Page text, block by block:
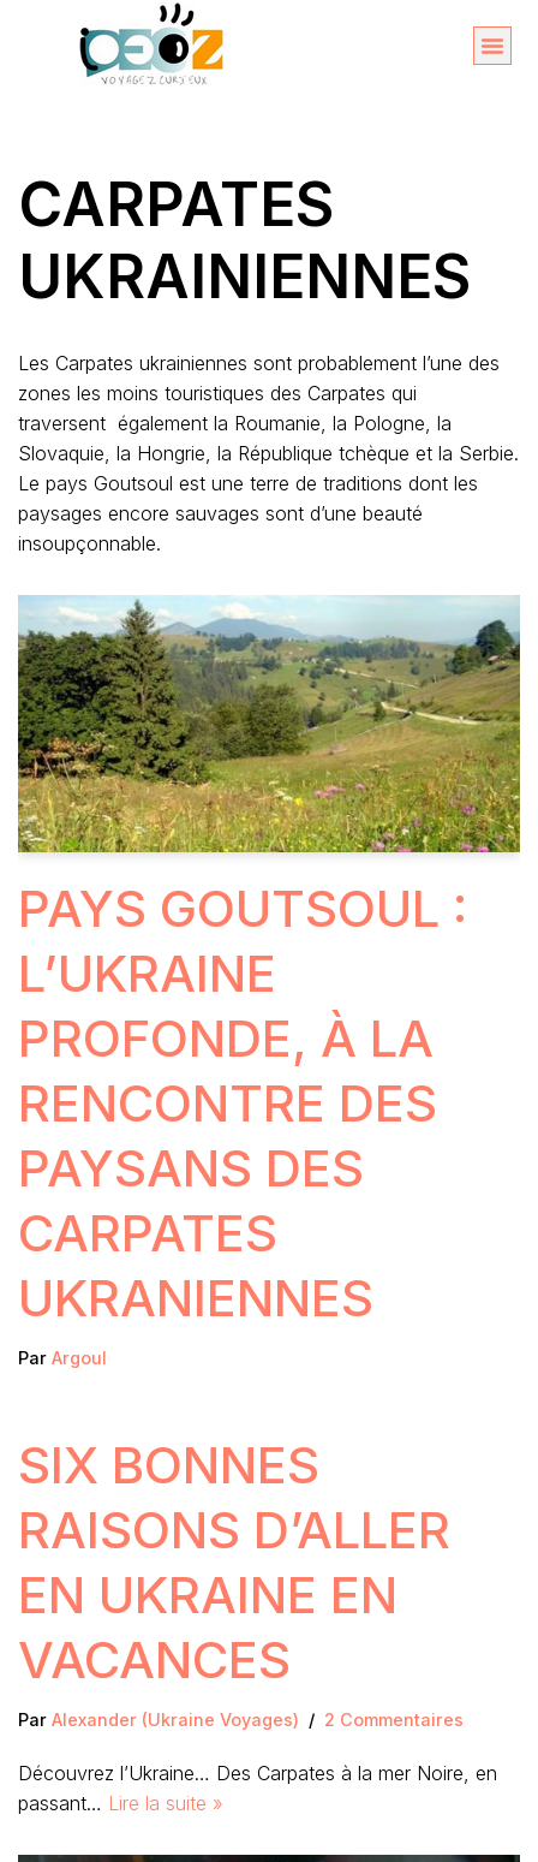
CARPATES
UKRAINIENNES
Les Carpates ukrainiennes sont probablement l’une des
zones les moins touristiques des Carpates qui
traversent également la Roumanie, la Pologne, la
Slovaquie, la Hongrie, la République tchèque et la Serbie.
Le pays Goutsoul est une terre de traditions dont les
paysages encore sauvages sont d’une beauté
insoupçonnable.
PAYS GOUTSOUL :
L’UKRAINE
PROFONDE, À LA
RENCONTRE DES
PAYSANS DES
CARPATES
UKRANIENNES
Par Argoul
SIX BONNES
RAISONS D’ALLER
EN UKRAINE EN
VACANCES
Par Alexander (Ukraine Voyages) 2 Commentaires
Découvrez l’Ukraine… Des Carpates à la mer Noire, en
passant… Lire la suite »